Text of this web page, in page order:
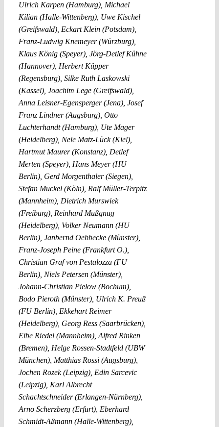
Ulrich Karpen (Hamburg), Michael
Kilian (Halle-Wittenberg), Uwe Kischel
(Greifswald), Eckart Klein (Potsdam),
Franz-Ludwig Knemeyer (Würzburg),
Klaus König (Speyer), Jörg-Detlef Kühne
(Hannover), Herbert Küpper
(Regensburg), Silke Ruth Laskowski
(Kassel), Joachim Lege (Greifswald),
Anna Leisner-Egensperger (Jena), Josef
Franz Lindner (Augsburg), Otto
Luchterhandt (Hamburg), Ute Mager
(Heidelberg), Nele Matz-Lück (Kiel),
Hartmut Maurer (Konstanz), Detlef
Merten (Speyer), Hans Meyer (HU
Berlin), Gerd Morgenthaler (Siegen),
Stefan Muckel (Köln), Ralf Müller-Terpitz
(Mannheim), Dietrich Murswiek
(Freiburg), Reinhard Mußgnug
(Heidelberg), Volker Neumann (HU
Berlin), Janbernd Oebbecke (Münster),
Franz-Joseph Peine (Frankfurt O.),
Christian Graf von Pestalozza (FU
Berlin), Niels Petersen (Münster),
Johann-Christian Pielow (Bochum),
Bodo Pieroth (Münster), Ulrich K. Preuß
(FU Berlin), Ekkehart Reimer
(Heidelberg), Georg Ress (Saarbrücken),
Eibe Riedel (Mannheim), Alfred Rinken
(Bremen), Helge Rossen-Stadtfeld (UBW
München), Matthias Rossi (Augsburg),
Jochen Rozek (Leipzig), Edin Sarcevic
(Leipzig), Karl Albrecht
Schachtschneider (Erlangen-Nürnberg),
Arno Scherzberg (Erfurt), Eberhard
Schmidt-Aßmann (Halle-Wittenberg),